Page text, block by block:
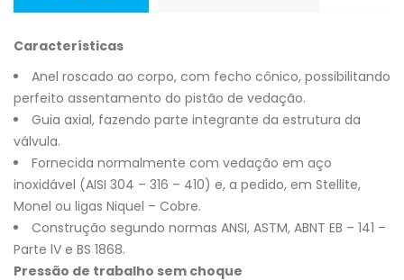
Características
Anel roscado ao corpo, com fecho cônico, possibilitando
perfeito assentamento do pistão de vedação.
Guia axial, fazendo parte integrante da estrutura da
válvula.
Fornecida normalmente com vedação em aço
inoxidável (AISI 304 – 316 – 410) e, a pedido, em Stellite,
Monel ou ligas Niquel – Cobre.
Construção segundo normas ANSI, ASTM, ABNT EB – 141 –
Parte lV e BS 1868.
Pressão de trabalho sem choque